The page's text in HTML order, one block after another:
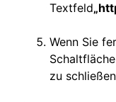
Textfeld
Wenn Sie
Schaltfläche
zu